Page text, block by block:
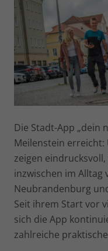
Die Stadt-App „dein
Meilenstein erreicht:
zeigen
inzwischen im Alltag
Neubrandenburg
Seit ihrem Start vor
sich die App
zahlreiche